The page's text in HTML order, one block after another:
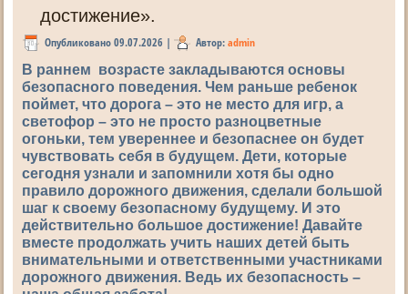
достижение».
Опубликовано 09.07.2026 | Автор: admin
В раннем возрасте закладываются основы
безопасного поведения. Чем раньше ребенок
поймет, что дорога – это не место для игр, а
светофор – это не просто разноцветные
огоньки, тем увереннее и безопаснее он будет
чувствовать себя в будущем. Дети, которые
сегодня узнали и запомнили хотя бы одно
правило дорожного движения, сделали большой
шаг к своему безопасному будущему. И это
действительнобольшое достижение!Давайте
вместе продолжать учить наших детей быть
внимательными и ответственными участниками
дорожного движения. Ведь их безопасность –